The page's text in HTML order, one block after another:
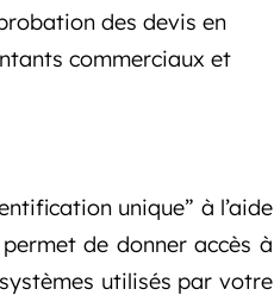
des devis en
commerciaux et
unique” à l’aide
de donner accès à
utilisés par votre